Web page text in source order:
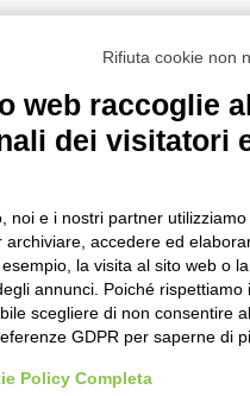
EsterniEsterni
siamoAcademySostenibilità
Rifiuta cookie non
web raccoglie
dei visitatori
noi e i nostri partner
archiviare, accedere ed
la visita al sito web o la
annunci. Poiché rispettiamo
scegliere di non consentire
GDPR per saperne di
Policy Completa